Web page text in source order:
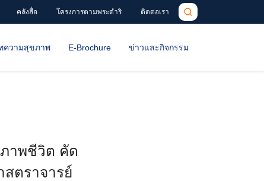
คลังสื่อ โครงการตามพระดำริ ติดต่อเรา
ความสุขภาพ E-Brochure ข่าวและกิจกรรม
าพชีวิต คัด
สตราจารย์